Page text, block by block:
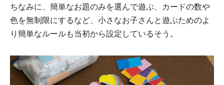
ちなみに、簡単なお題のみを選んで遊ぶ、カードの数や
⾊を無制限にするなど、⼩さなお⼦さんと遊ぶためのよ
り簡単なルールも当初から設定しているそう。